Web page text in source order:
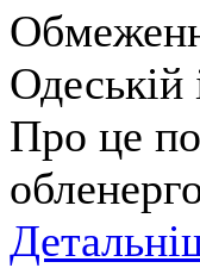
Одеській
Про це